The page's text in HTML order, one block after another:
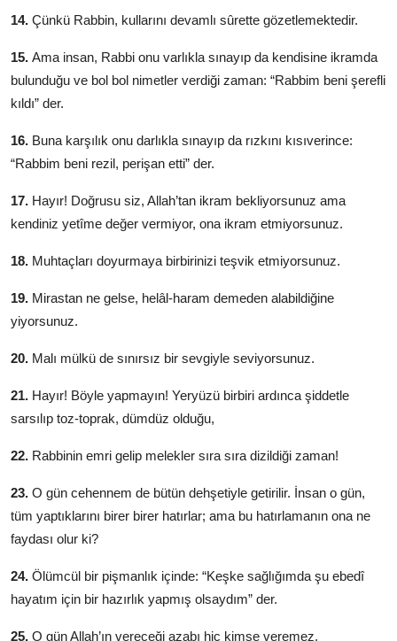
14. Çünkü Rabbin, kullarını devamlı sûrette gözetlemektedir.
15. Ama insan, Rabbi onu varlıkla sınayıp da kendisine ikramda
bulunduğu ve bol bol nimetler verdiği zaman: “Rabbim beni şerefli
kıldı” der.
16. Buna karşılık onu darlıkla sınayıp da rızkını kısıverince:
“Rab­bim beni rezil, perişan etti” der.
17. Hayır! Doğrusu siz, Allah’tan ikram bekliyorsunuz ama
kendiniz yetîme değer vermiyor, ona ikram etmiyorsunuz.
18. Muhtaçları doyurmaya birbirinizi teşvik etmiyorsunuz.
19. Mirastan ne gelse, helâl-haram demeden alabildiğine
yiyorsunuz.
20. Malı mülkü de sınırsız bir sevgiyle seviyorsunuz.
21. Hayır! Böyle yapmayın! Yeryüzü birbiri ardınca şiddetle
sarsılıp toz-toprak, dümdüz olduğu,
22. Rabbinin emri gelip melekler sıra sıra dizildiği zaman!
23. O gün cehennem de bütün dehşetiyle getirilir. İnsan o gün,
tüm yaptıklarını birer birer hatırlar; ama bu hatırlamanın ona ne
faydası olur ki?
24. Ölümcül bir pişmanlık içinde: “Keşke sağlığımda şu ebedî
hayatım için bir hazırlık yapmış olsaydım” der.
25. O gün Allah’ın vereceği azabı hiç kimse veremez.